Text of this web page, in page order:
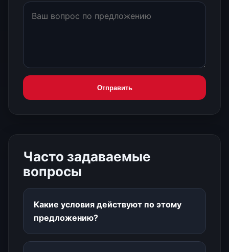
Отправить
Часто задаваемые
вопросы
Какие условия действуют по этому
предложению?